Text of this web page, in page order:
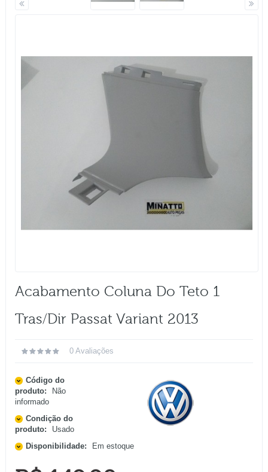
Acabamento Coluna Do Teto 1
Tras/dir Passat Variant 2013
0 Avaliações
Código do
produto:
Não
informado
Condição do
produto:
Usado
Disponibilidade:
Em estoque